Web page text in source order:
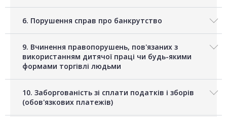
6. Порушення справ про банкрутство
9. Вчинення правопорушень, пов'язаних з
використанням дитячої праці чи будь-якими
формами торгівлі людьми
10. Заборгованість зі сплати податків і зборів
(обов'язкових платежів)